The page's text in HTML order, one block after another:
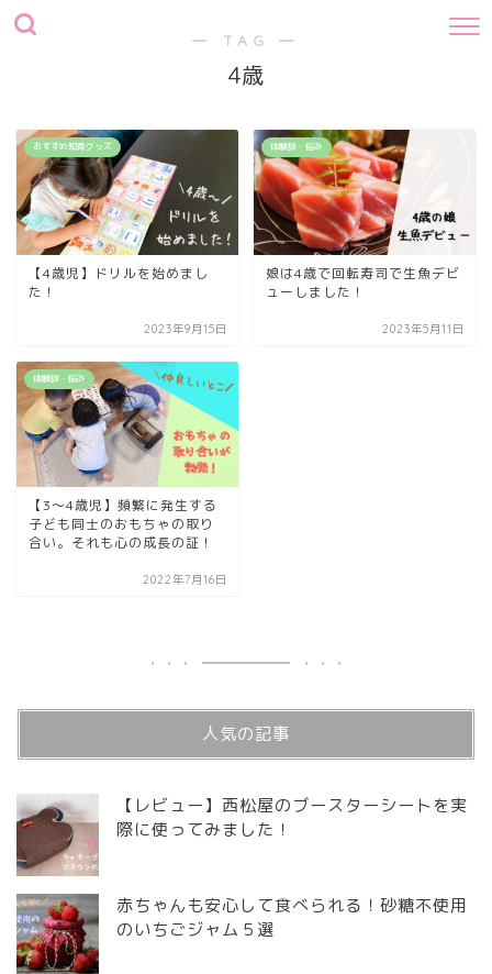
― TAG ―
4歳
おすすめ知育グッズ
【4歳児】ドリルを始めまし
た！
2023年9月15日
体験談・悩み
娘は4歳で回転寿司で生魚デビ
ューしました！
2023年5月11日
体験談・悩み
【3〜4歳児】頻繁に発生する
子ども同士のおもちゃの取り
合い。それも心の成長の証！
2022年7月16日
人気の記事
【レビュー】西松屋のブースターシートを実
際に使ってみました！
赤ちゃんも安心して食べられる！砂糖不使用
のいちごジャム５選